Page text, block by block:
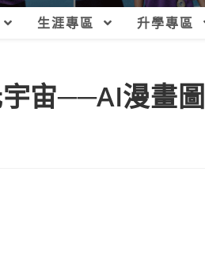
生涯專區 升學專區
宙──AI漫畫圖